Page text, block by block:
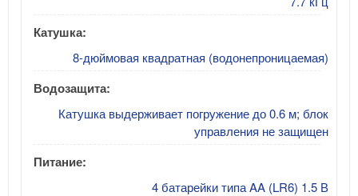
Катушка:
8-дюймовая квадратная (водонепроницаемая)
Водозащита:
Катушка выдерживает погружение до 0.6 м; блок
управления не защищен
Питание:
4 батарейки типа AA (LR6) 1.5 В